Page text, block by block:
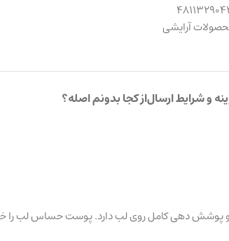
آرایشی
و شرایط ارسالاز کجا بدونم اصله؟